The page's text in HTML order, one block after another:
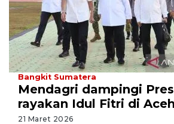
Bangkit Sumatera
Mendagri dampingi
rayakan Idul Fitri di
21 Maret 2026